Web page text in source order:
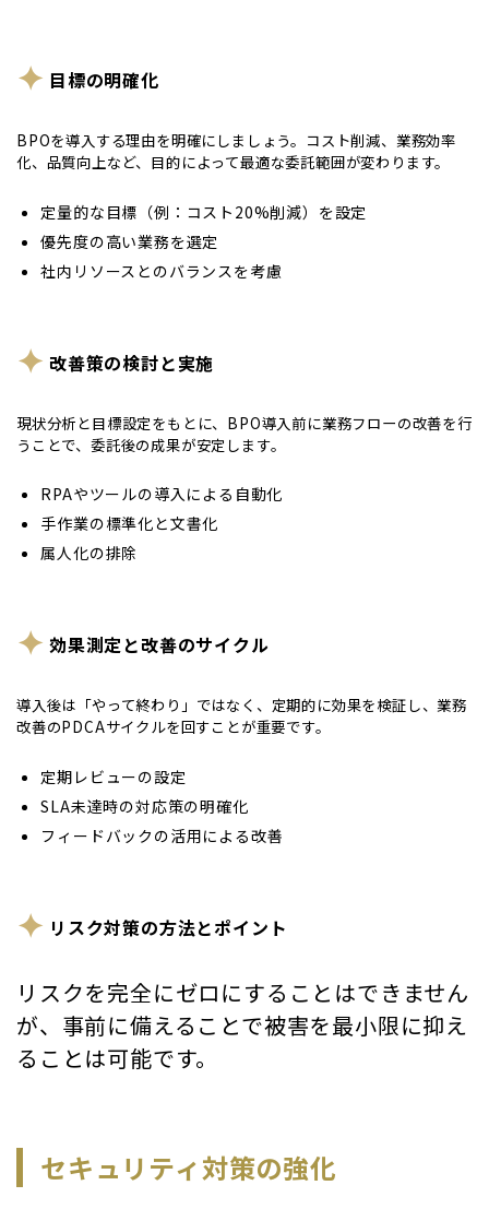
目標の明確化
BPOを導入する理由を明確にしましょう。コスト削減、業務効率
化、品質向上など、目的によって最適な委託範囲が変わります。
定量的な目標（例：コスト20%削減）を設定
優先度の高い業務を選定
社内リソースとのバランスを考慮
改善策の検討と実施
現状分析と目標設定をもとに、BPO導入前に業務フローの改善を行
うことで、委託後の成果が安定します。
RPAやツールの導入による自動化
手作業の標準化と文書化
属人化の排除
効果測定と改善のサイクル
導入後は「やって終わり」ではなく、定期的に効果を検証し、業務
改善のPDCAサイクルを回すことが重要です。
定期レビューの設定
SLA未達時の対応策の明確化
フィードバックの活用による改善
リスク対策の方法とポイント
リスクを完全にゼロにすることはできません
が、事前に備えることで被害を最小限に抑え
ることは可能です。
セキュリティ対策の強化